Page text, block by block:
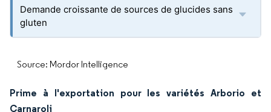
Demande croissante de sources de glucides sans
gluten
Source: Mordor Intelligence
Prime à l'exportation pour les variétés Arborio et
Carnaroli